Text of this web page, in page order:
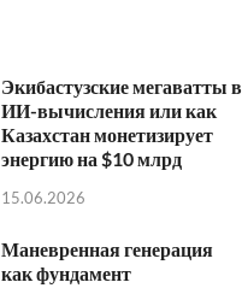
Экибастузские мегаватты в
ИИ-вычисления или как
Казахстан монетизирует
энергию на $10 млрд
15.06.2026
Маневренная генерация
как фундамент